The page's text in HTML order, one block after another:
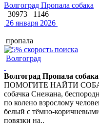
Волгоград Пропала собака
30973
1146
26 января 2026
пропала
Волгоград
Волгоград Пропала собака
ПОМОГИТЕ НАЙТИ
собачка Снежана,
по колено взрослому
белый с тёмно-
повязки на..